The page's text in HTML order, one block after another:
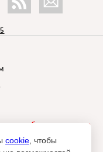
брендингового
только при
cookie , чтобы